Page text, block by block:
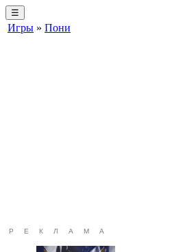
☰
Игры » Пони
РЕКЛАМА